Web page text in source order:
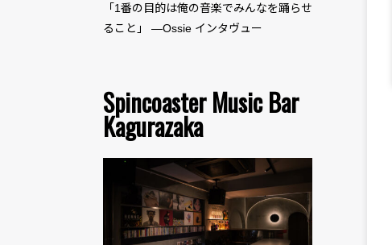
「1番の目的は俺の音楽でみんなを踊らせ
ること」 —Ossie インタヴュー
Spincoaster Music Bar
Kagurazaka